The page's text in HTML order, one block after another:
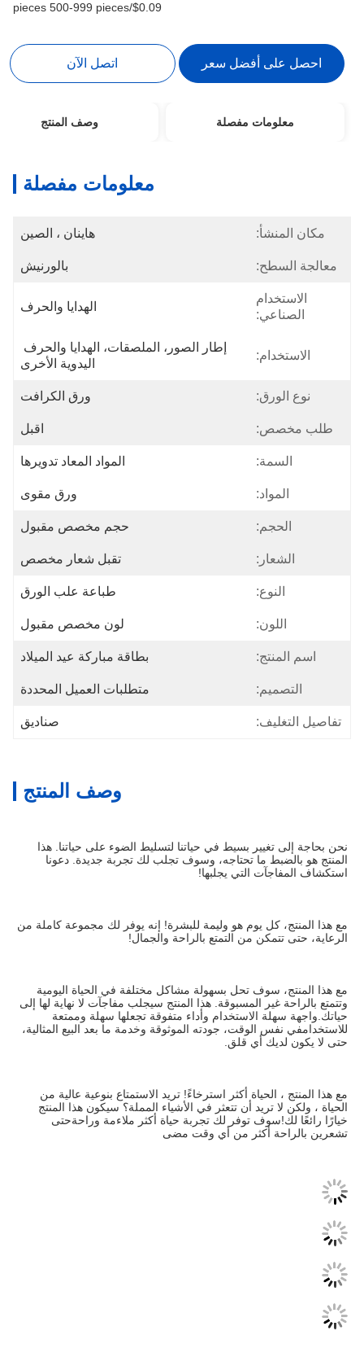
$0.09/pieces 500-999 pieces
احصل على أفضل سعر اتصل الآن
معلومات مفصلة وصف المنتج
معلومات مفصلة
مكان المنشأ: هاينان ، الصين
معالجة السطح: بالورنيش
الاستخدام
الصناعي:
الهدايا والحرف
الاستخدام:
إطار الصور، الملصقات، الهدايا والحرف
اليدوية الأخرى
نوع الورق: ورق الكرافت
طلب مخصص: اقبل
السمة: المواد المعاد تدويرها
المواد: ورق مقوى
الحجم: حجم مخصص مقبول
الشعار: تقبل شعار مخصص
النوع: طباعة علب الورق
اللون: لون مخصص مقبول
اسم المنتج: بطاقة مباركة عيد الميلاد
التصميم: متطلبات العميل المحددة
تفاصيل التغليف: صناديق
وصف المنتج
نحن بحاجة إلى تغيير بسيط في حياتنا لتسليط الضوء على حياتنا. هذا
المنتج هو بالضبط ما تحتاجه، وسوف تجلب لك تجربة جديدة. دعونا
استكشاف المفاجآت التي يجلبها!
مع هذا المنتج، كل يوم هو وليمة للبشرة! إنه يوفر لك مجموعة كاملة من
الرعاية، حتى تتمكن من التمتع بالراحة والجمال!
مع هذا المنتج، سوف تحل بسهولة مشاكل مختلفة في الحياة اليومية
حياتك.واجهة سهلة الاستخدام وأداء متفوقة تجعلها سهلة وممتعة
للاستخدامفي نفس الوقت، جودته الموثوقة وخدمة ما بعد البيع المثالية،
حتى لا يكون لديك أي قلق.
مع هذا المنتج ، الحياة أكثر استرخاءً! تريد الاستمتاع بنوعية عالية من
الحياة ، ولكن لا تريد أن تتعثر في الأشياء المملة؟ سيكون هذا المنتج
تشعرين بالراحة أكثر من أي وقت مضى